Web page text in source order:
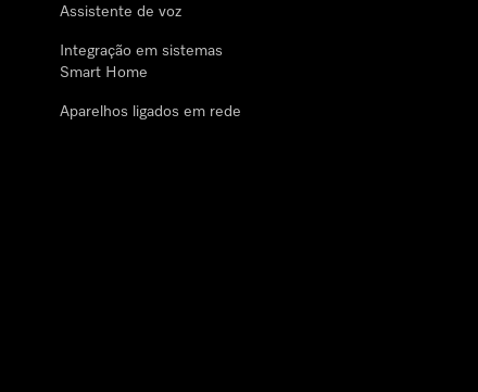
Assistente de voz
Integração em sistemas
Smart Home
Aparelhos ligados em rede